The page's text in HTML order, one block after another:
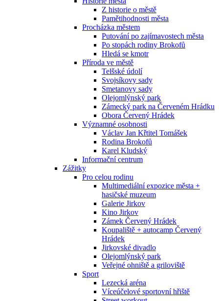
Z historie o městě
Pamětihodnosti města
Procházka městem
Putování po zajímavostech města
Po stopách rodiny Brokofů
Hledá se kmotr
Příroda ve městě
Telšské údolí
Svojsíkovy sady
Smetanovy sady
Olejomlýnský park
Zámecký park na Červeném Hrádku
Obora Červený Hrádek
Významné osobnosti
Václav Jan Křtitel Tomášek
Rodina Brokofů
Karel Kludský
Informační centrum
Zážitky
Pro celou rodinu
Multimediální expozice města +
hasičské muzeum
Galerie Jirkov
Kino Jirkov
Zámek Červený Hrádek
Koupaliště + autocamp Červený
Hrádek
Jirkovské divadlo
Olejomlýnský park
Veřejné ohniště a griloviště
Sport
Lezecká aréna
Víceúčelové sportovní hřiště